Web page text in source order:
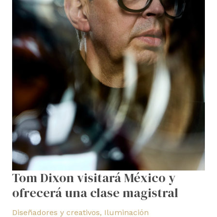
Tom Dixon visitará México y
ofrecerá una clase magistral
Diseñadores y creativos, Iluminación
magistral